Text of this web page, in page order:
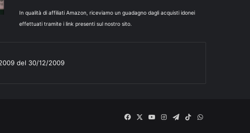
In qualità di affiliati Amazon, riceviamo un guadagno dagli acquisti idonei
effettuati tramite i link presenti sul nostro sito.
del 30/12/2009
Facebook
X
YouInstagram
Telegram
TikTokWhatsApp